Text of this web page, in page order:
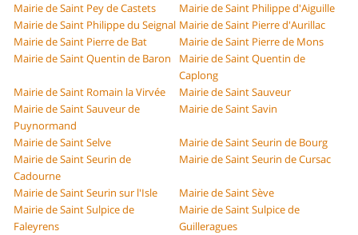
Mairie de Saint Pey de Castets
Mairie de Saint Philippe d'Aiguille
Mairie de Saint Philippe du Seignal Mairie de Saint Pierre d'Aurillac
Mairie de Saint Pierre de Bat
Mairie de Saint Pierre de Mons
Mairie de Saint Quentin de Baron
Mairie de Saint Quentin de
Caplong
Mairie de Saint Romain la Virvée
Mairie de Saint Sauveur
Mairie de Saint Sauveur de
Puynormand
Mairie de Saint Savin
Mairie de Saint Selve
Mairie de Saint Seurin de Bourg
Mairie de Saint Seurin de
Cadourne
Mairie de Saint Seurin de Cursac
Mairie de Saint Seurin sur l'Isle
Mairie de Saint Sève
Mairie de Saint Sulpice de
Faleyrens
Mairie de Saint Sulpice de
Guilleragues